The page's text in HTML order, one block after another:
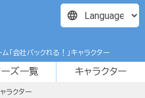
ム「会社バックれる！」キャラクター
ーズ一覧 キャラクター
ラクター